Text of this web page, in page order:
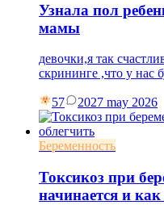
Узнала пол
мамы
девочки,я так
скрининге ,что у нас
57 2027 may 2026
Беременность
Токсикоз при
начинается и